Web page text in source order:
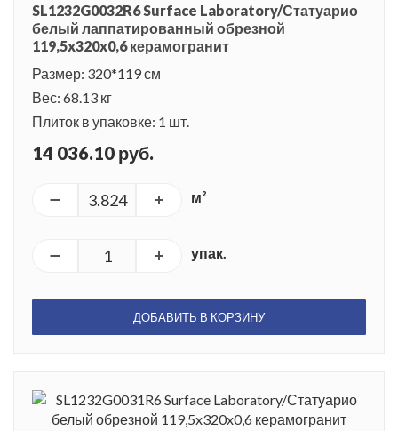
SL1232G0032R6 Surface Laboratory/Статуарио
белый лаппатированный обрезной
119,5x320x0,6 керамогранит
Размер: 320*119 см
Вес: 68.13 кг
Плиток в упаковке: 1 шт.
14 036.10 руб.
м²
упак.
ДОБАВИТЬ В КОРЗИНУ